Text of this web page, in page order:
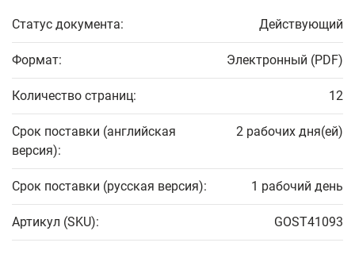
Статус документа: Действующий
Формат: Электронный (PDF)
Количество страниц: 12
Срок поставки (английская
версия):
2 рабочих дня(ей)
Срок поставки (русская версия): 1 рабочий день
Артикул (SKU): GOST41093